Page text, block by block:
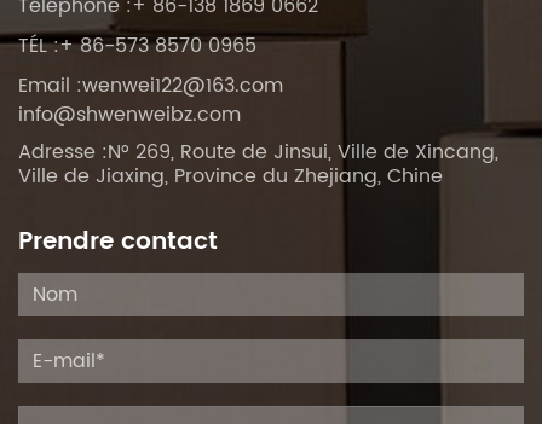
Téléphone :+ 86-138 1869 0662
TÉL :+ 86-573 8570 0965
Email :wenwei122@163.com
info@shwenweibz.com
Adresse :N° 269, Route de Jinsui, Ville de Xincang,
Ville de Jiaxing, Province du Zhejiang, Chine
Prendre contact